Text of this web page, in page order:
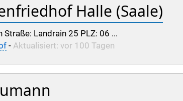
Halle (Saale)
Landrain 25 PLZ: 06 ...
- Aktualisiert: vor 100 Tagen